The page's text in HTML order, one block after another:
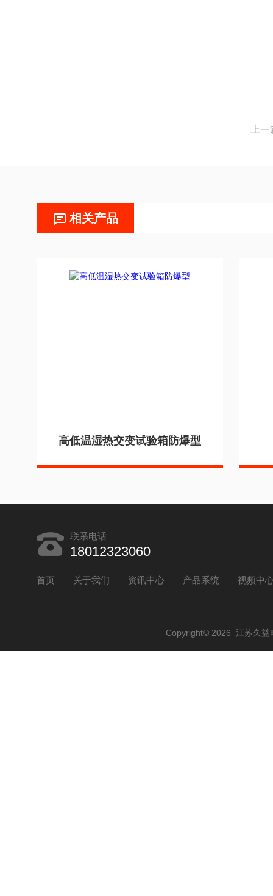
上
相关产品
高低温湿热交变试验箱防爆型
联系电话
18012323060
首页 关于我们 资讯中心 产品系统 视频中
Copyright© 2026 江苏久